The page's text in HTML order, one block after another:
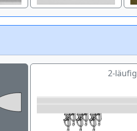
2-läufig